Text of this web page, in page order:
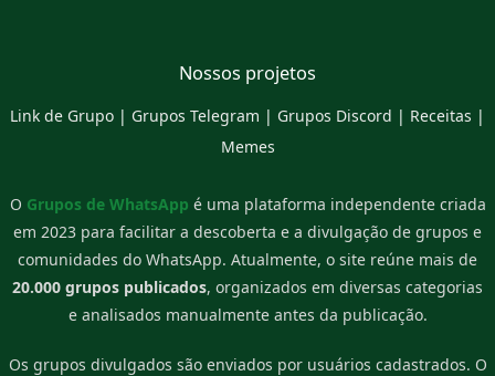
Nossos projetos
Link de Grupo | Grupos Telegram | Grupos Discord | Receitas |
Memes
O Grupos de WhatsApp é uma plataforma independente criada
em 2023 para facilitar a descoberta e a divulgação de grupos e
comunidades do WhatsApp. Atualmente, o site reúne mais de
20.000 grupos publicados, organizados em diversas categorias
e analisados manualmente antes da publicação.
Os grupos divulgados são enviados por usuários cadastrados. O